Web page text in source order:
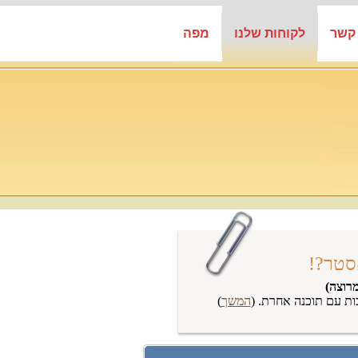
קשר לקוחות שלנו מפה
עם תוכנה אחרת. (המשך)